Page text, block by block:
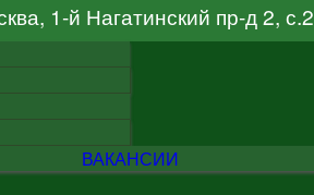
1-й Нагатинский пр-д 2, с.2
ВАКАНСИИ